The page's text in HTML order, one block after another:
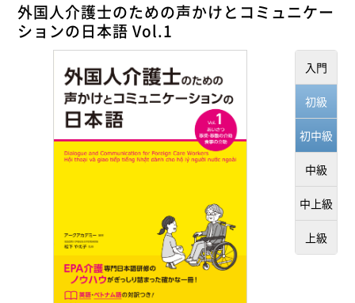
ドイツ語
フランス語
スペイン語
イタリア語
韓国・朝鮮語
外国人介護士のための声かけとコミュニケー
ションの日本語 Vol.1
入門
初級
初中級
中級
中上級
上級